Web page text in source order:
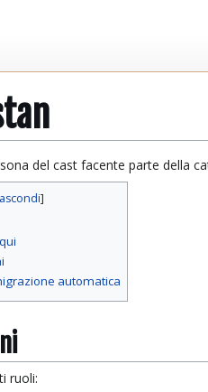
del cast facente parte della
automatica
ruoli: